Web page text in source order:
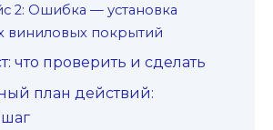
2: Ошибка — установка
виниловых покрытий
что проверить и сделать
план действий: